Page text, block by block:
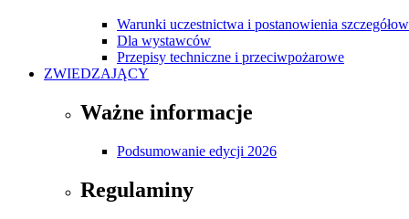
Warunki uczestnictwa i postanowienia
Dla wystawców
Przepisy techniczne i przeciwpożarowe
ZWIEDZAJĄCY
Ważne informacje
Podsumowanie edycji 2026
Regulaminy